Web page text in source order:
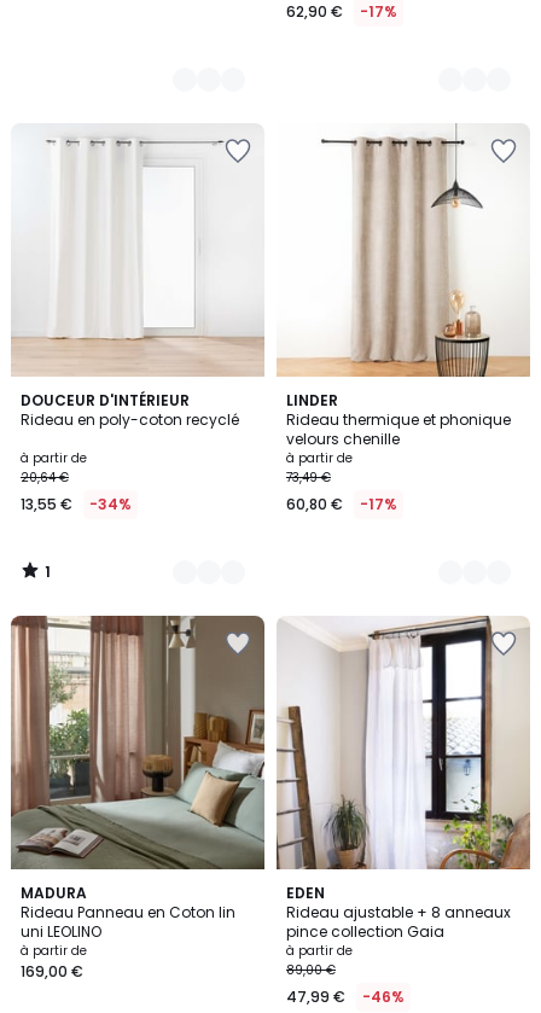
62,90 € -17%
DOUCEUR D'INTÉRIEUR
Rideau en poly-coton recyclé
à partir de
20,64 €
13,55 € -34%
1
/
7
Couleurs
1
/
LINDER
Rideau thermique et phonique
velours chenille
à partir de
73,49 €
60,80 € -17%
4
Couleurs
MADURA
Rideau Panneau en Coton lin
uni LEOLINO
à partir de
169,00 €
6
Couleurs
EDEN
Rideau ajustable + 8 anneaux
pince collection Gaia
à partir de
89,00 €
47,99 € -46%
5
/
5
18
Couleurs